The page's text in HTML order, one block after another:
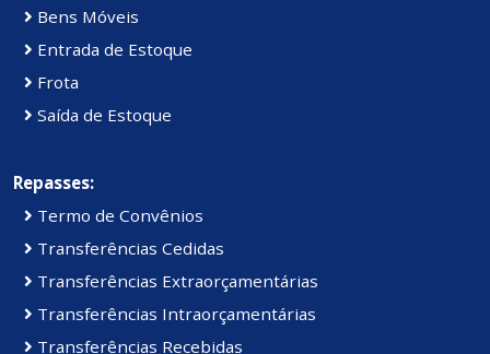
Bens Móveis
Entrada de Estoque
Frota
Saída de Estoque
Repasses:
Termo de Convênios
Transferências Cedidas
Transferências Extraorçamentárias
Transferências Intraorçamentárias
Transferências Recebidas